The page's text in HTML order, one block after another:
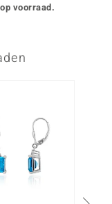
voorraad.